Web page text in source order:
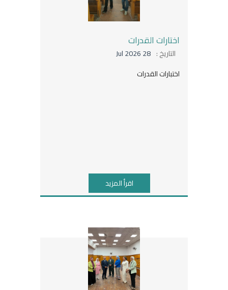
اختارات القدرات
التاريخ : 28 Jul 2026
اختبارات القدرات
اقرأ المزيد